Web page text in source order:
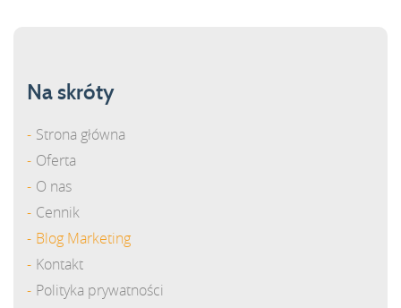
Na skróty
Strona główna
Oferta
O nas
Cennik
Blog Marketing
Kontakt
Polityka prywatności